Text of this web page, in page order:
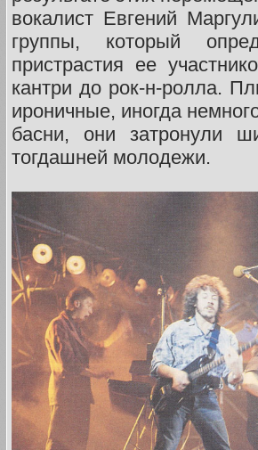
вокалист Евгений
группы, который
пристрастия ее
кантри до рок-н-ролла.
ироничные, иногда
басни, они затронули
тогдашней молодежи.